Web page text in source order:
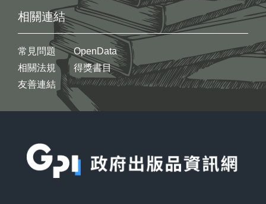
相關連結
常見問題
相關法規
友善連結
OpenData
得獎書目